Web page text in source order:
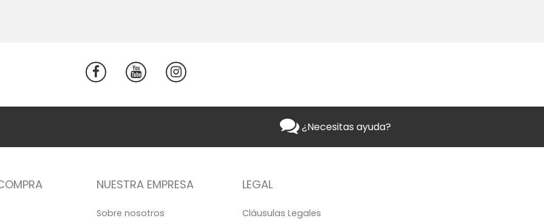
¿Necesitas ayuda?
NUESTRA EMPRESA
Sobre nosotros
LEGAL
Cláusulas Legales